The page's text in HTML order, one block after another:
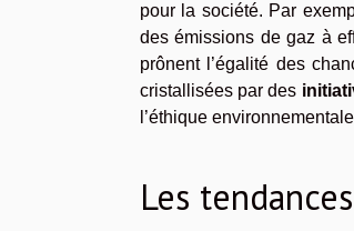
pour la société. Par
des émissions de gaz à
prônent l’égalité des
cristallisées par des
l’éthique
Les